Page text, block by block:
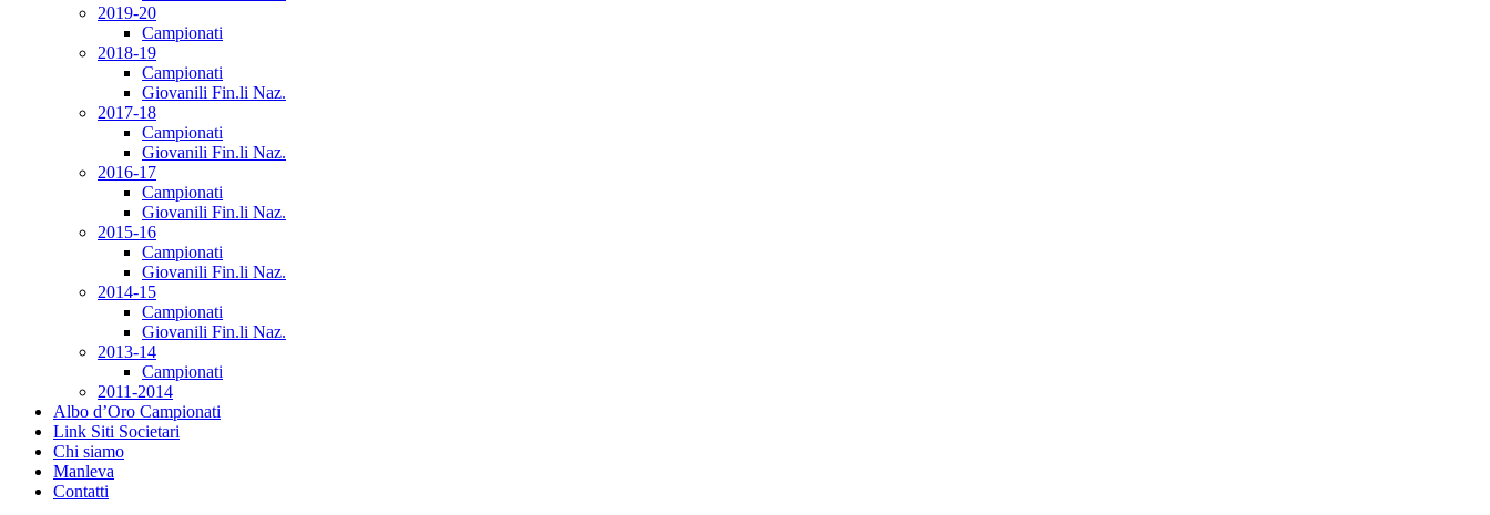
2019-20
Campionati
2018-19
Campionati
Giovanili Fin.li Naz.
2017-18
Campionati
Giovanili Fin.li Naz.
2016-17
Campionati
Giovanili Fin.li Naz.
2015-16
Campionati
Giovanili Fin.li Naz.
2014-15
Campionati
Giovanili Fin.li Naz.
2013-14
Campionati
2011-2014
Albo d’Oro Campionati
Link Siti Societari
Chi siamo
Manleva
Contatti